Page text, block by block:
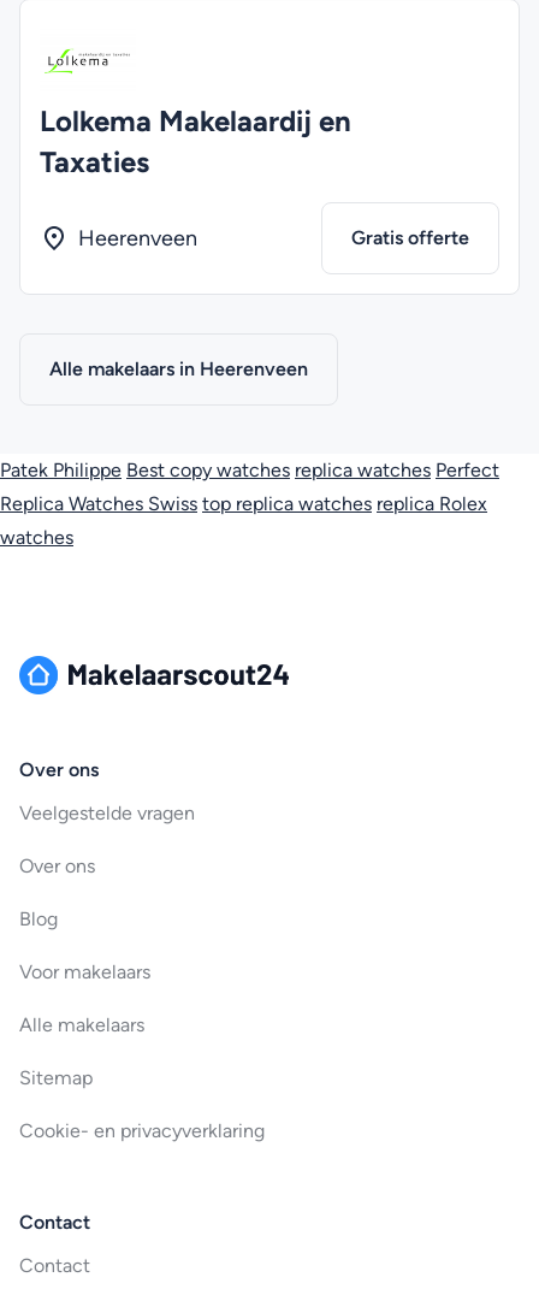
Lolkema Makelaardij en
Taxaties
Heerenveen Gratis offerte
Alle makelaars in Heerenveen
Patek Philippe Best copy watches replica watches Perfect
Replica Watches Swiss top replica watches replica Rolex
watches
Over ons
Veelgestelde vragen
Over ons
Blog
Voor makelaars
Alle makelaars
Sitemap
Cookie- en privacyverklaring
Contact
Contact